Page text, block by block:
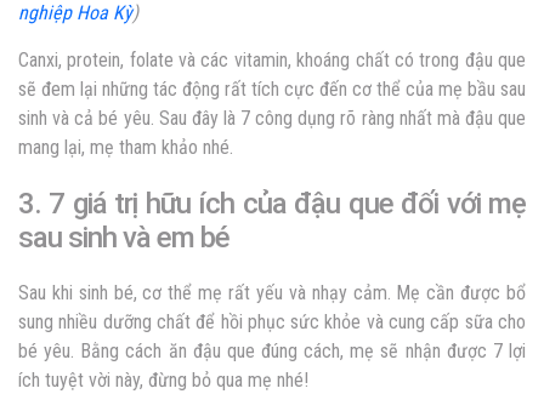
nghiệp Hoa Kỳ)
Canxi, protein, folate và các vitamin, khoáng chất có trong đậu que
sẽ đem lại những tác động rất tích cực đến cơ thể của mẹ bầu sau
sinh và cả bé yêu. Sau đây là 7 công dụng rõ ràng nhất mà đậu que
mang lại, mẹ tham khảo nhé.
3. 7 giá trị hữu ích của đậu que đối với mẹ
sau sinh và em bé
Sau khi sinh bé, cơ thể mẹ rất yếu và nhạy cảm. Mẹ cần được bổ
sung nhiều dưỡng chất để hồi phục sức khỏe và cung cấp sữa cho
bé yêu. Bằng cách ăn đậu que đúng cách, mẹ sẽ nhận được 7 lợi
ích tuyệt vời này, đừng bỏ qua mẹ nhé!